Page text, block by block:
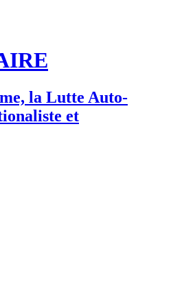
la Lutte Auto-
et